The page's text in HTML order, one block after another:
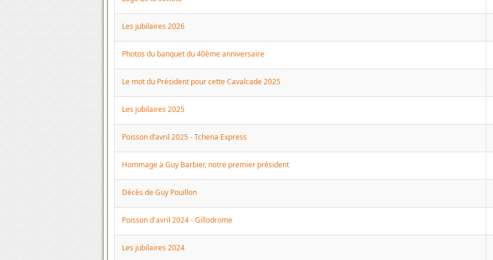
Les jubilaires 2026
Photos du banquet du 40ème anniversaire
Le mot du Président pour cette Cavalcade 2025
Les jubilaires 2025
Poisson d’avril 2025 - Tchena Express
Hommage à Guy Barbier, notre premier président
Décès de Guy Pouillon
Poisson d'avril 2024 - Gillodrome
Les jubilaires 2024